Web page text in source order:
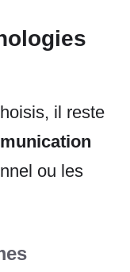
il reste
ou les